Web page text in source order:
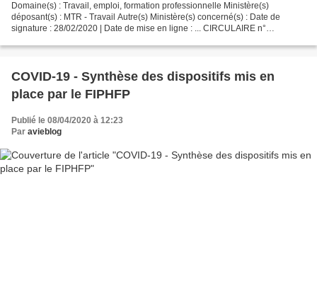
Domaine(s) : Travail, emploi, formation professionnelle Ministère(s)
déposant(s) : MTR - Travail Autre(s) Ministère(s) concerné(s) : Date de
signature : 28/02/2020 | Date de mise en ligne : ... CIRCULAIRE n°
COVID-19 - Synthèse des dispositifs mis en
place par le FIPHFP
Publié le 08/04/2020 à 12:23
Par avieblog